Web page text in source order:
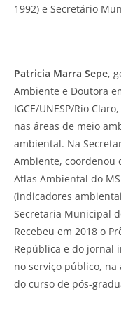
1992) e Secretário
Patricia Marra Sepe,
Ambiente e Doutora
IGCE/UNESP/Rio
nas áreas de meio
ambiental. Na
Ambiente, coordenou
Atlas Ambiental do
(indicadores
Secretaria Municipal
Recebeu em 2018 o
República e do jornal
no serviço público, na
do curso de pós-